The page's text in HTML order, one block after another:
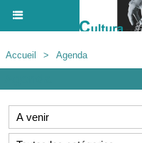
Accueil > Agenda